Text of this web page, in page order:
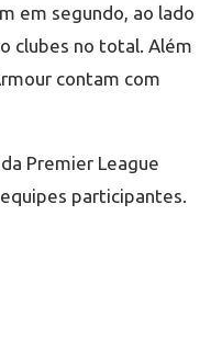
em segundo, ao lado
clubes no total. Além
contam com
Premier League
participantes.